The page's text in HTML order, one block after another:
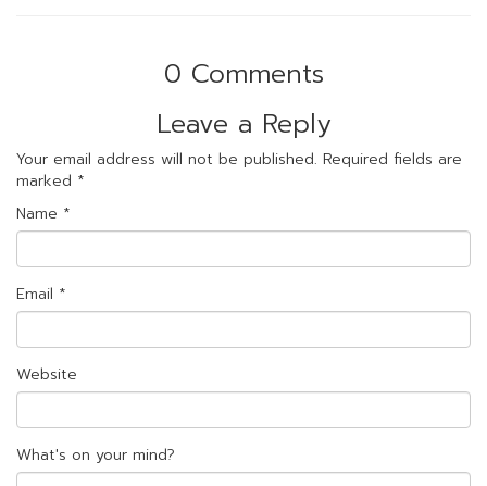
0 Comments
Leave a Reply
Your email address will not be published. Required fields are
marked *
Name *
Email *
Website
What's on your mind?